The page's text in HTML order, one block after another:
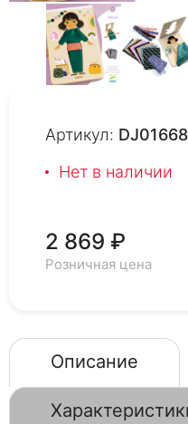
Артикул: DJ01668
Нет в наличии
2 869 ₽
Розничная цена
Описание